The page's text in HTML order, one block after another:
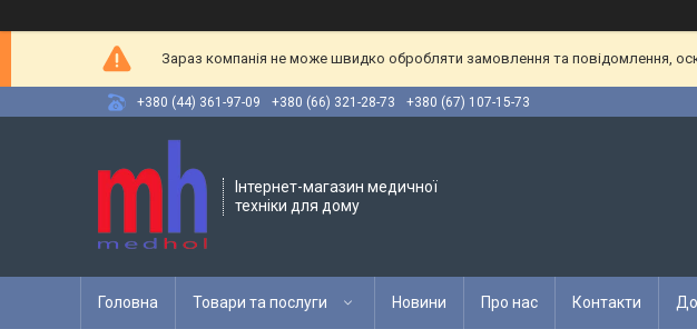
Зараз компанія не може швидко обробляти замовлення та повідомлення,
+380 (44) 361-97-09 +380 (66) 321-28-73 +380 (67) 107-15-73
Інтернет-магазин медичної
техніки для дому
Головна Товари та послуги Новини Про нас Контакти